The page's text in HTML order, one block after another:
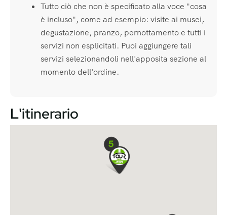
Tutto ciò che non è specificato alla voce "cosa
è incluso", come ad esempio: visite ai musei,
degustazione, pranzo, pernottamento e tutti i
servizi non esplicitati. Puoi aggiungere tali
servizi selezionandoli nell'apposita sezione al
momento dell'ordine.
L'itinerario